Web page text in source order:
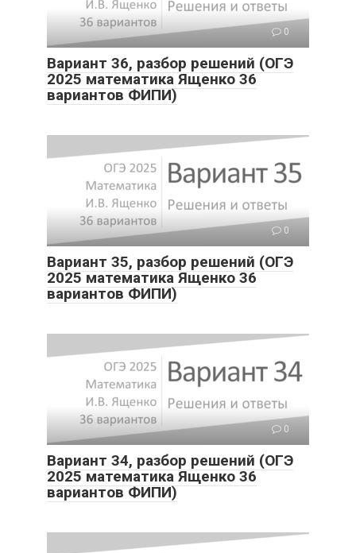
0
Вариант 36, разбор решений (ОГЭ
2025 математика Ященко 36
вариантов ФИПИ)
0
Вариант 35, разбор решений (ОГЭ
2025 математика Ященко 36
вариантов ФИПИ)
0
Вариант 34, разбор решений (ОГЭ
2025 математика Ященко 36
вариантов ФИПИ)